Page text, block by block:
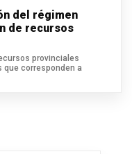
del régimen
de recursos
provinciales
corresponden a